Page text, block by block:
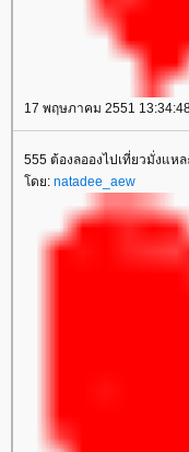
17 พฤษภาคม 2551
555 ต้องลอองไปเที่ยวมั่งแหล
ดย: natadee_aew